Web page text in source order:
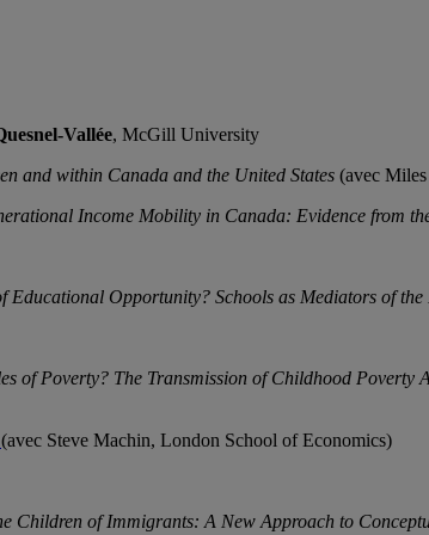
Vallée, McGill University
and within Canada and the United States (avec
Income Mobility in Canada: Evidence from
Educational Opportunity? Schools as Mediators of
of Poverty? The Transmission of Childhood Poverty
(avec Steve Machin, London School of Economics)
Children of Immigrants: A New Approach to